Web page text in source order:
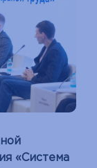
«Система